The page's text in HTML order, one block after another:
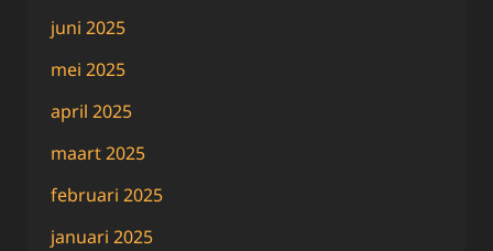
juni 2025
mei 2025
april 2025
maart 2025
februari 2025
januari 2025